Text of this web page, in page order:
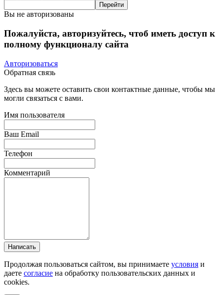
Вы не авторизованы
Пожалуйста, авторизуйтесь, чтоб иметь доступ к
полному функционалу сайта
Авторизоваться
Обратная связь
Здесь вы можете оставить свои контактные данные, чтобы мы
могли связаться с вами.
Имя пользователя
Ваш Email
Телефон
Комментарий
Написать
Продолжая пользоваться сайтом, вы принимаете условия и
даете согласие на обработку пользовательских данных и
cookies.